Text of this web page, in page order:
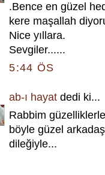
.Bence en güzel
kere maşallah
Nice yıllara.
Sevgiler......
5:44 ÖS
ab-ı hayat dedi ki...
Rabbim
böyle güzel
dileğiyle...